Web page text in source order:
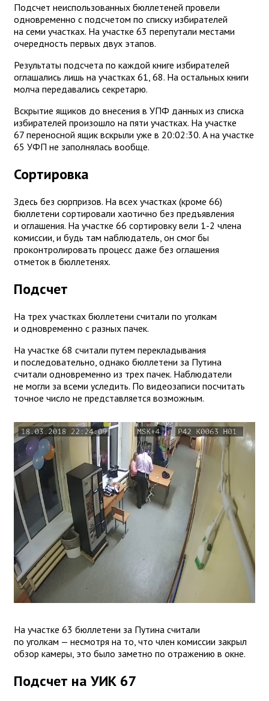
Подсчет неиспользованных бюллетеней провели
одновременно с подсчетом по списку избирателей
на семи участках. На участке 63 перепутали местами
очередность первых двух этапов.
Результаты подсчета по каждой книге избирателей
оглашались лишь на участках 61, 68. На остальных книги
молча передавались секретарю.
Вскрытие ящиков до внесения в УПФ данных из списка
избирателей произошло на пяти участках. На участке
67 переносной ящик вскрыли уже в 20:02:30. А на участке
65 УФП не заполнялась вообще.
Сортировка
Здесь без сюрпризов. На всех участках (кроме 66)
бюллетени сортировали хаотично без предъявления
и оглашения. На участке 66 сортировку вели 1-2 члена
комиссии, и будь там наблюдатель, он смог бы
проконтролировать процесс даже без оглашения
отметок в бюллетенях.
Подсчет
На трех участках бюллетени считали по уголкам
и одновременно с разных пачек.
На участке 68 считали путем перекладывания
и последовательно, однако бюллетени за Путина
считали одновременно из трех пачек. Наблюдатели
не могли за всеми уследить. По видеозаписи посчитать
точное число не представляется возможным.
На участке 63 бюллетени за Путина считали
по уголкам — несмотря на то, что член комиссии закрыл
обзор камеры, это было заметно по отражению в окне.
Подсчет на УИК 67